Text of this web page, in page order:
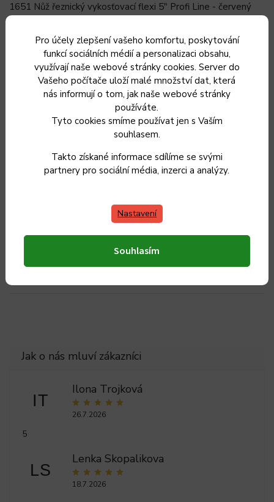
Pro účely zlepšení vašeho komfortu, poskytování
funkcí sociálních médií a personalizaci obsahu,
využívají naše webové stránky cookies. Server do
Vašeho počítače uloží malé množství dat, která
nás informují o tom, jak naše webové stránky
používáte.
Tyto cookies smíme používat jen s Vaším
souhlasem.
Takto získané informace sdílíme se svými
partnery pro sociální média, inzerci a analýzy.
Nastavení
Souhlasím
1651 Nůž řeznický vykosťovací flexi 5" Profi Line - červený
Nůž řeznický vykosťovací 6" Profi Line - žlutý
Nůž řeznický středošpičatý 7" Frosthard - zelený
Nůž řeznický špalkový 8" Profi Line
Doplňkové parametry
8594861266207
IT
Ilona Trojková
26.7.2026
5
LS
Lenka Skopalikova
18.7.2026